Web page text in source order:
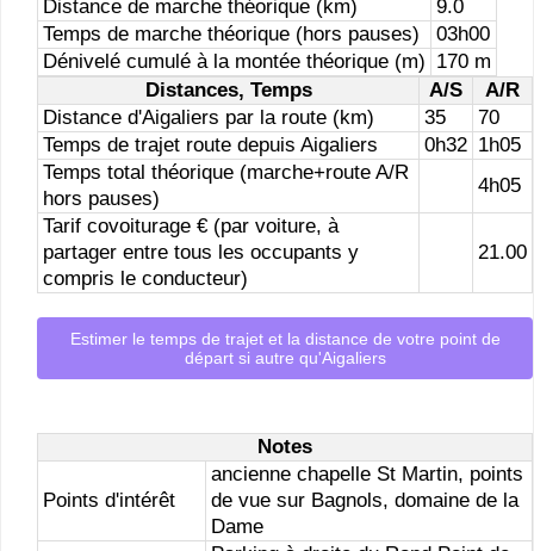
Distance de marche théorique (km)
9.0
Temps de marche théorique (hors pauses)
03h00
Dénivelé cumulé à la montée théorique (m) 170 m
Distances, Temps
A/S
A/R
Distance d'Aigaliers par la route (km)
35
70
Temps de trajet route depuis Aigaliers
0h32 1h05
Temps total théorique (marche+route A/R
hors pauses)
4h05
Tarif covoiturage € (par voiture, à
partager entre tous les occupants y
compris le conducteur)
21.00
Estimer le temps de trajet et la distance de votre point de
départ si autre qu'Aigaliers
Notes
Points d'intérêt
ancienne chapelle St Martin, points
de vue sur Bagnols, domaine de la
Dame